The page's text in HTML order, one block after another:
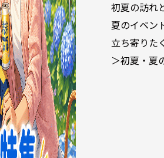
初夏の訪れ
夏のイベン
立ち寄りた
＞初夏・夏